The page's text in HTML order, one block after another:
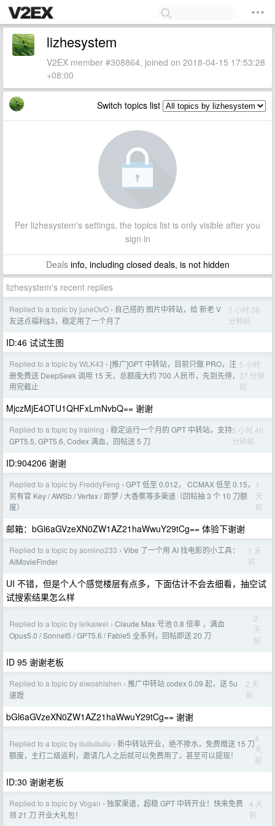
lizhesystem
V2EX member #308864, joined on 2018-04-15 17:53:28
+08:00
Switch topics list
Per lizhesystem's settings, the topics list is only visible after you
sign in
Dealsinfo, including closed deals, is not hidden
lizhesystem's recent replies
Replied to a topic by juneOvO › 自己搭的 图片中转站，给 新老 V
友送点福利$3，稳定用了一个月了
5 小时 36
分钟前
ID:46 试试生图
Replied to a topic by WLK43 › [推广]GPT 中转站，目前只做 PRO，注
册免费送 DeepSeek 调用 15 天，总额度大约 700 人民币，先到先得，
用完截止
5 小时
37 分钟
前
MjczMjE4OTU1QHFxLmNvbQ== 谢谢
Replied to a topic by lraining › 稳定运行一个月的 GPT 中转站，支持
GPT5.5, GPT5.6, Codex 满血，回帖送 5 刀
5 小时 40
分钟前
ID:904206 谢谢
Replied to a topic by FreddyFeng › GPT 低至 0.012， CCMAX 低至 0.15，
另有官 Key / AWSb / Vertex / 即梦 / 大香蕉等多渠道（回帖抽 3 个 10 刀额
度）
1
天
前
邮箱：bGl6aGVzeXN0ZW1AZ21haWwuY29tCg== 体验下谢谢
Replied to a topic by aomino233 › Vibe 了一个用 AI 找电影的小工具：
AiMovieFinder
1 天
前
UI 不错，但是个人个感觉楼层有点多，下面估计不会去细看，抽空试
试搜索结果怎么样
Replied to a topic by leikaiwei › Claude Max 号池 0.8 倍率 ，满血
Opus5.0 / Sonnet5 / GPT5.6 / Fable5 全系列，回帖即送 20 刀
2
天
前
ID 95 谢谢老板
Replied to a topic by aiwoshishen › 推广中转站 codex 0.09 起，送 5u
速蹬
2 天
前
bGl6aGVzeXN0ZW1AZ21haWwuY29tCg== 谢谢
Replied to a topic by liuliuliuliu › 新中转站开业，绝不掺水，免费赠送 15 刀
额度，主打二级返利，邀请几人之后就可以免费用了，甚至可以提现！
4
天
前
ID:30 谢谢老板
Replied to a topic by Vogan › 独家渠道，超稳 GPT 中转开业！快来免费
领 21 刀 开业大礼包！
4 天
前